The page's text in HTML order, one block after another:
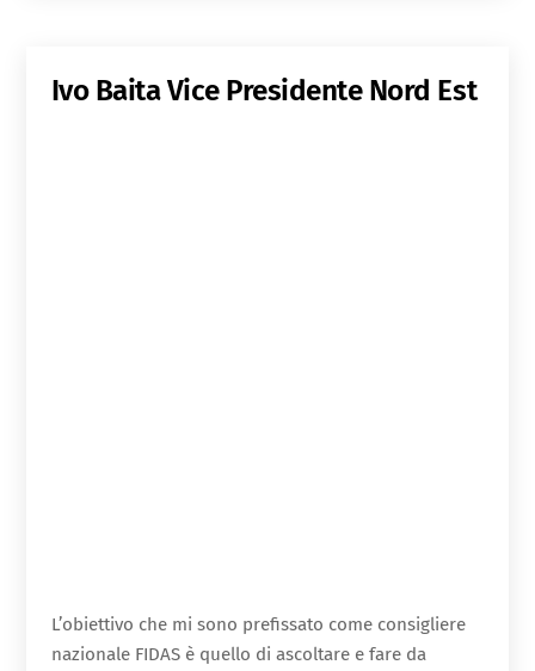
Ivo BaitaVice Presidente Nord Est
L’obiettivo che mi sono prefissato come consigliere
nazionale FIDAS è quello di ascoltare e fare da